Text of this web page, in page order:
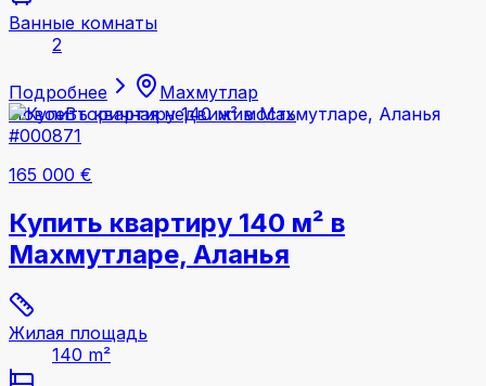
Ванные комнаты
2
Подробнее
Махмутлар
НовоеВторичная недвижимость
#000871
165 000 €
Купить квартиру 140 м² в
Махмутларе, Аланья
Жилая площадь
140 m²